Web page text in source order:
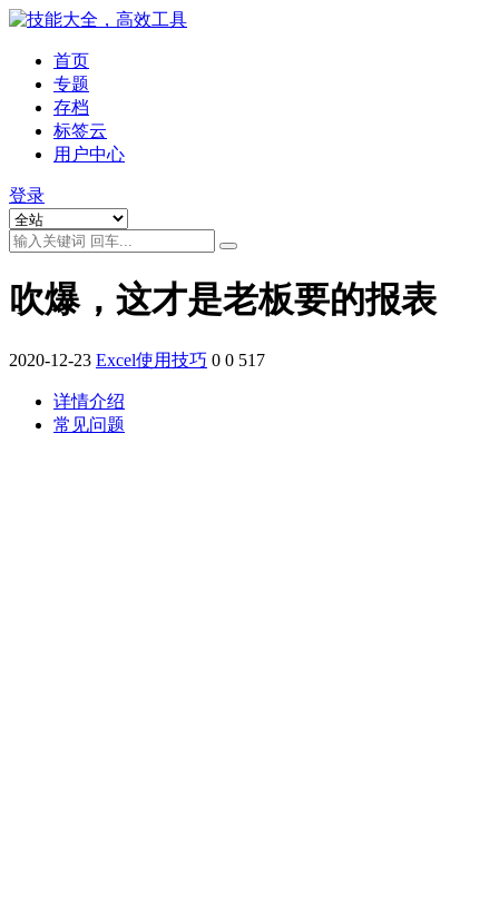
首页
专题
存档
标签云
用户中心
登录
吹爆，这才是老板要的报表
2020-12-23 Excel使用技巧 0 0 517
详情介绍
常见问题